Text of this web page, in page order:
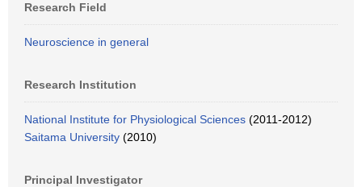
Research Field
Neuroscience in general
Research Institution
National Institute for Physiological Sciences (2011-2012)
Saitama University (2010)
Principal Investigator